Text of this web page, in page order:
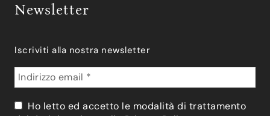
Newsletter
Iscriviti alla nostra newsletter
Ho letto ed accetto le modalità di trattamento